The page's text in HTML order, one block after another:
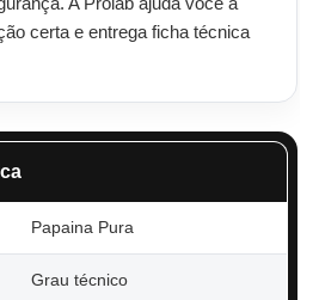
certa e entrega ficha técnica
Papaina Pura
Grau técnico